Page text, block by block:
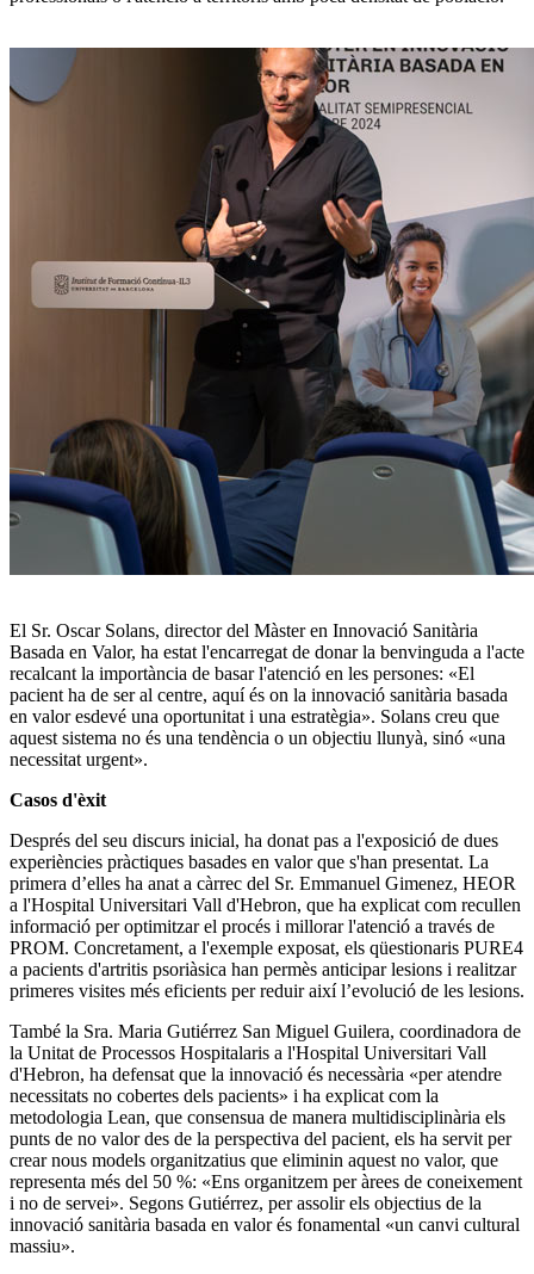
El Sr. Oscar Solans, director del Màster en Innovació Sanitària
Basada en Valor, ha estat l'encarregat de donar la benvinguda a l'acte
recalcant la importància de basar l'atenció en les persones: «El
pacient ha de ser al centre, aquí és on la innovació sanitària basada
en valor esdevé una oportunitat i una estratègia». Solans creu que
aquest sistema no és una tendència o un objectiu llunyà, sinó «una
necessitat urgent».
Casos d'èxit
Després del seu discurs inicial, ha donat pas a l'exposició de dues
experiències pràctiques basades en valor que s'han presentat. La
primera d’elles ha anat a càrrec del Sr. Emmanuel Gimenez, HEOR
a l'Hospital Universitari Vall d'Hebron, que ha explicat com recullen
informació per optimitzar el procés i millorar l'atenció a través de
PROM. Concretament, a l'exemple exposat, els qüestionaris PURE4
a pacients d'artritis psoriàsica han permès anticipar lesions i realitzar
primeres visites més eficients per reduir així l’evolució de les lesions.
També la Sra. Maria Gutiérrez San Miguel Guilera, coordinadora de
la Unitat de Processos Hospitalaris a l'Hospital Universitari Vall
d'Hebron, ha defensat que la innovació és necessària «per atendre
necessitats no cobertes dels pacients» i ha explicat com la
metodologia Lean, que consensua de manera multidisciplinària els
punts de no valor des de la perspectiva del pacient, els ha servit per
crear nous models organitzatius que eliminin aquest no valor, que
representa més del 50 %: «Ens organitzem per àrees de coneixement
i no de servei». Segons Gutiérrez, per assolir els objectius de la
innovació sanitària basada en valor és fonamental «un canvi cultural
massiu».